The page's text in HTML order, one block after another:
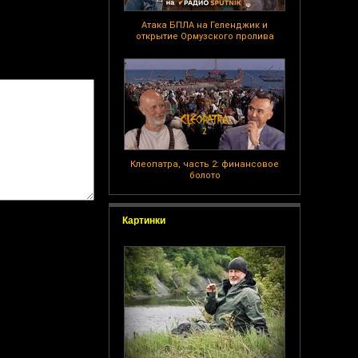
Атака БПЛА на Геленджик и
открытие Ормузского пролива
Клеопатра, часть 2: финансовое
болото
Картинки